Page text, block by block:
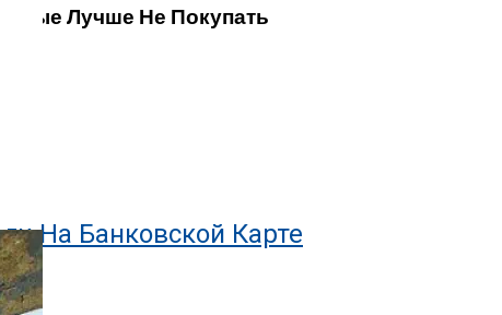
Лучше Не Покупать
На Банковской Карте